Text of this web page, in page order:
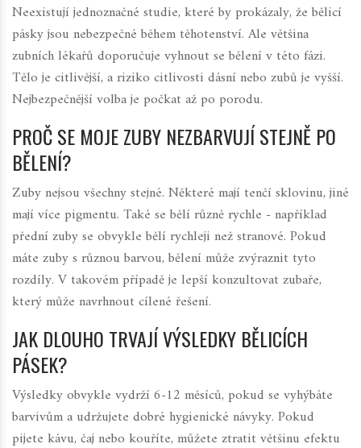
Neexistují jednoznačné studie, které by prokázaly, že bělicí
pásky jsou nebezpečné během těhotenství. Ale většina
zubních lékařů doporučuje vyhnout se bělení v této fázi.
Tělo je citlivější, a riziko citlivosti dásní nebo zubů je vyšší.
Nejbezpečnější volba je počkat až po porodu.
PROČ SE MOJE ZUBY NEZBARVUJÍ STEJNĚ PO
BĚLENÍ?
Zuby nejsou všechny stejné. Některé mají tenčí sklovinu, jiné
mají více pigmentu. Také se bělí různě rychle - například
přední zuby se obvykle bělí rychleji než stranové. Pokud
máte zuby s různou barvou, bělení může zvýraznit tyto
rozdíly. V takovém případě je lepší konzultovat zubaře,
který může navrhnout cílené řešení.
JAK DLOUHO TRVAJÍ VÝSLEDKY BĚLICÍCH
PÁSEK?
Výsledky obvykle vydrží 6-12 měsíců, pokud se vyhýbáte
barvivům a udržujete dobré hygienické návyky. Pokud
pijete kávu, čaj nebo kouříte, můžete ztratit většinu efektu